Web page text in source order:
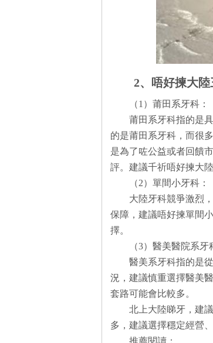
2、唔好揀大陸
（1）莆田系牙科：
莆田系牙科指的是
的是莆田系牙科，而很
是為了咗公益或者回饋
評。建議千祈唔好揀大
（2）單間小牙科：
大陸牙科競爭激烈
保障，建議唔好揀單間
擇。
（3）醫美醫院系牙
醫美系牙科指的是
況，建議慎重選擇醫美
套路可能會比較多。
北上大陸睇牙，建
多，建議選擇穩定經營
推薦閱讀：